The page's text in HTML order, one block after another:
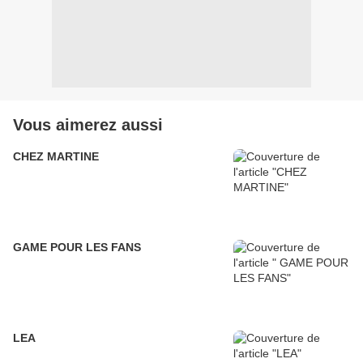
Vous aimerez aussi
CHEZ MARTINE
GAME POUR LES FANS
LEA